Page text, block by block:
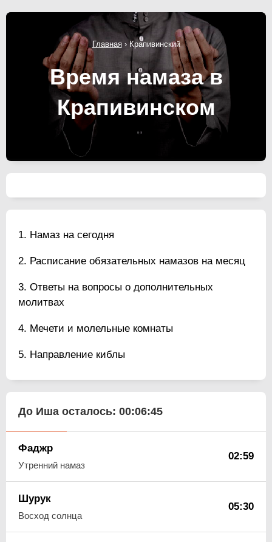
Главная›Крапивинский
Время намаза в
Крапивинском
Намаз на сегодня
Расписание обязательных намазов на месяц
Ответы на вопросы о дополнительных
молитвах
Мечети и молельные комнаты
Направление киблы
До Иша осталось: 00:06:44
Фаджр
Утренний намаз
02:59
Шурук
Восход солнца
05:30